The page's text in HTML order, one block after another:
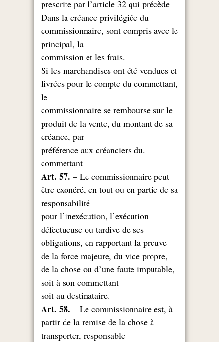
prescrite par l’article 32 qui précède
Dans la créance privilégiée du
commissionnaire, sont compris avec le
principal, la
.commission et les frais
Si les marchandises ont été vendues et
livrées pour le compte du commettant,
le
commissionnaire se rembourse sur le
produit de la vente, du montant de sa
créance, par
.préférence aux créanciers du
commettant
Art. 57. – Le commissionnaire peut
être exonéré, en tout ou en partie de sa
responsabilité
pour l’inexécution, l’exécution
défectueuse ou tardive de ses
obligations, en rapportant la preuve
,de la force majeure, du vice propre
de la chose ou d’une faute imputable,
soit à son commettant
.soit au destinataire
Art. 58. – Le commissionnaire est, à
partir de la remise de la chose à
transporter, responsable